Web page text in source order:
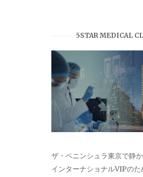
5STAR MEDICAL
ザ・ペニンシュラ東京で静か
インターナショナルVIPのた